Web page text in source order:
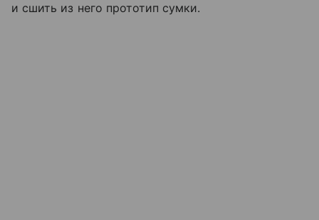
и сшить из него прототип сумки.